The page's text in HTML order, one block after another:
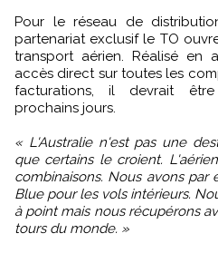
Pour le réseau de
partenariat exclusif le TO
transport aérien. Réalisé en
accès direct sur toutes les
facturations, il devrait
prochains jours.
« L'Australie n'est pas une
que certains le croient.
combinaisons. Nous avons
Blue pour les vols intérieurs.
à point mais nous récupérons
tours du monde. »